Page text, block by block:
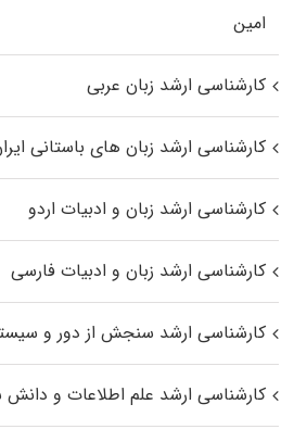
اﻣﻴﻦ
کارشناسی ارشد زبان عربی
کارشناسی ارشد زبان‌ های باستانی
کارشناسی ارشد زبان و ادبیات اردو
کارشناسی ارشد زبان و ادبیات فارسی
کارشناسی ارشد سنجش از دور و
کارشناسی ارشد علم اطلاعات و